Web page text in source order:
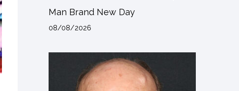
Man Brand New Day
08/08/2026